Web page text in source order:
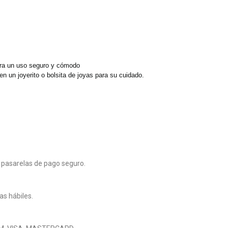
un uso seguro y cómodo
un joyerito o bolsita de joyas para su cuidado.
de pago seguro.
hábiles.